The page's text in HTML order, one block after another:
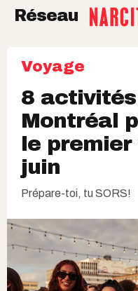
Réseau
Voyage
8
Montréal
le premier
juin
Prépare-toi, tu SORS!